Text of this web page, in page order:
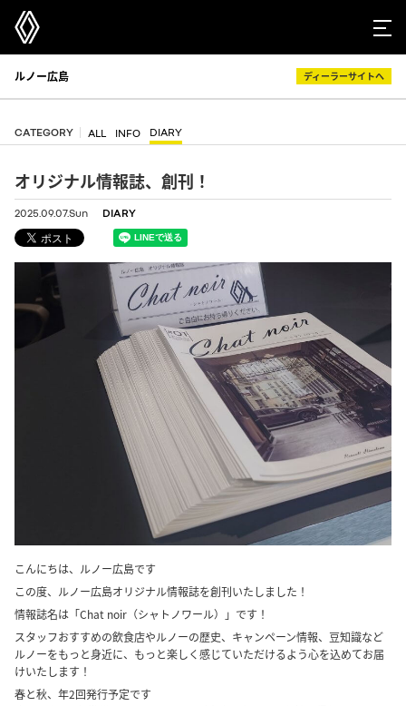
ルノー広島 ディーラーサイトへ
CATEGORY ALL INFO DIARY
オリジナル情報誌、創刊！
2025.09.07.Sun DIARY
こんにちは、ルノー広島です
この度、ルノー広島オリジナル情報誌を創刊いたしました！
情報誌名は「Chat noir（シャトノワール）」です！
スタッフおすすめの飲食店やルノーの歴史、キャンペーン情報、豆知識など
ルノーをもっと身近に、もっと楽しく感じていただけるよう心を込めてお届
けいたします！
春と秋、年2回発行予定です